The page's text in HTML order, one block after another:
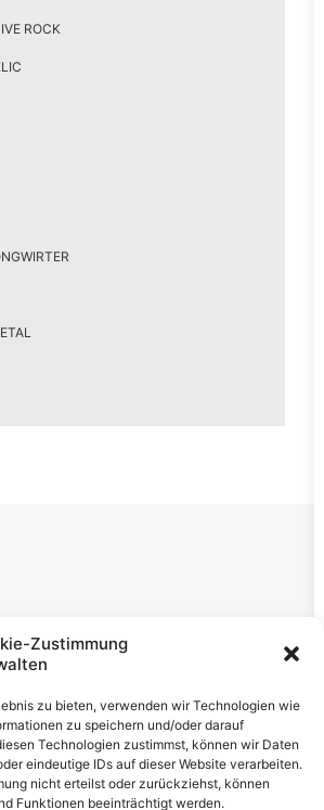
Zustimmung
zu bieten, verwenden wir Technologien wie
zu speichern und/oder darauf
Technologien zustimmst, können wir Daten
eindeutige IDs auf dieser Website verarbeiten.
nicht erteilst oder zurückziehst, können
Funktionen beeinträchtigt werden.
ROCK
(EU)